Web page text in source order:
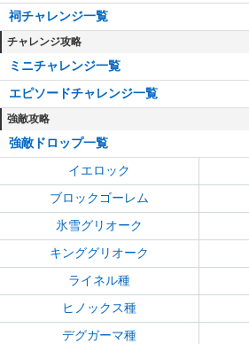
祠チャレンジ一覧
チャレンジ攻略
ミニチャレンジ一覧
エピソードチャレンジ一覧
強敵攻略
強敵ドロップ一覧
イエロック
ブロックゴーレム
氷雪グリオーク
キンググリオーク
ライネル種
ヒノックス種
デグガーマ種